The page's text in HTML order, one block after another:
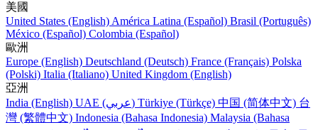
美國
United States (English) América Latina (Español) Brasil (Português)
México (Español) Colombia (Español)
歐洲
Europe (English) Deutschland (Deutsch) France (Français) Polska
(Polski) Italia (Italiano) United Kingdom (English)
亞洲
India (English)
UAE (عربي) Türkiye (Türkçe) 中国 (简体中文) 台
灣 (繁體中文) Indonesia (Bahasa Indonesia) Malaysia (Bahasa